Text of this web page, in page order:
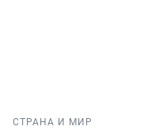
СТРАНА И МИР